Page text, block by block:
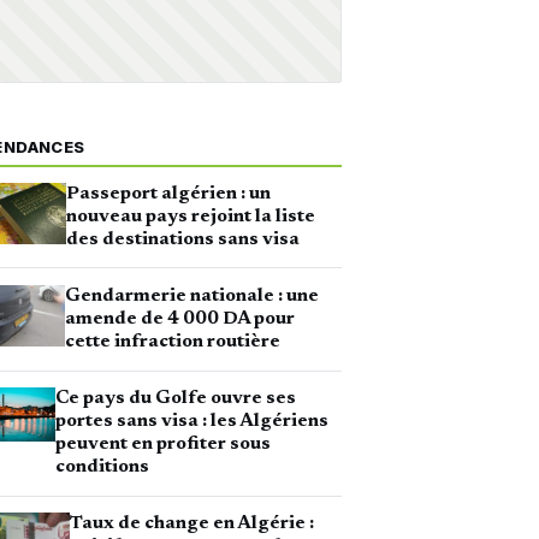
Passeport algérien : un
nouveau pays rejoint la liste
des destinations sans visa
Gendarmerie nationale : une
amende de 4 000 DA pour
cette infraction routière
Ce pays du Golfe ouvre ses
portes sans visa : les Algériens
peuvent en profiter sous
conditions
Taux de change en Algérie :